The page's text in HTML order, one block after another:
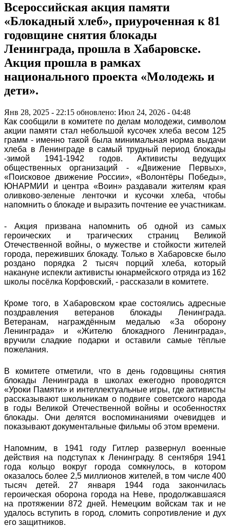
Всероссийская акция памяти
«Блокадный хлеб», приуроченная к 81
годовщине снятия блокады
Ленинграда, прошла в Хабаровске.
Акция прошла в рамках
национального проекта «Молодежь и
дети».
Янв 28, 2025 - 22:15 обновлено: Июл 24, 2026 - 04:48
Как сообщили в комитете по делам молодежи, символом
акции памяти стал небольшой кусочек хлеба весом 125
грамм - именно такой была минимальная норма выдачи
хлеба в Ленинграде в самый трудный период блокады
-зимой 1941-1942 годов. Активисты ведущих
общественных организаций - «Движение Первых»,
«Поисковое движение России», «Волонтёры Победы»,
ЮНАРМИИ и центра «Воин» раздавали жителям края
оливково-зеленые ленточки и кусочки хлеба, чтобы
напомнить о блокаде и выразить почтение ее участникам.
- Акция призвана напомнить об одной из самых
героических и трагических страниц Великой
Отечественной войны, о мужестве и стойкости жителей
города, переживших блокаду. Только в Хабаровске было
роздано порядка 2 тысяч порций хлеба, который
накануне испекли активисты юнармейского отряда из 162
школы посёлка Корфовский, - рассказали в комитете.
Кроме того, в Хабаровском крае состоялись адресные
поздравления ветеранов блокады Ленинграда.
Ветеранам, награждённым медалью «За оборону
Ленинграда» и «Жителю блокадного Ленинграда»,
вручили сладкие подарки и оставили самые тёплые
пожелания.
В комитете отметили, что в день годовщины снятия
блокады Ленинграда в школах ежегодно проводятся
«Уроки Памяти» и интеллектуальные игры, где активисты
рассказывают школьникам о подвиге советского народа
в годы Великой Отечественной войны и особенностях
блокады. Они делятся воспоминаниями очевидцев и
показывают документальные фильмы об этом времени.
Напомним, в 1941 году Гитлер развернул военные
действия на подступах к Ленинграду. 8 сентября 1941
года кольцо вокруг города сомкнулось, в котором
оказалось более 2,5 миллионов жителей, в том числе 400
тысяч детей. 27 января 1944 года закончилась
героическая оборона города на Неве, продолжавшаяся
на протяжении 872 дней. Немецким войскам так и не
удалось вступить в город, сломить сопротивление и дух
его защитников.